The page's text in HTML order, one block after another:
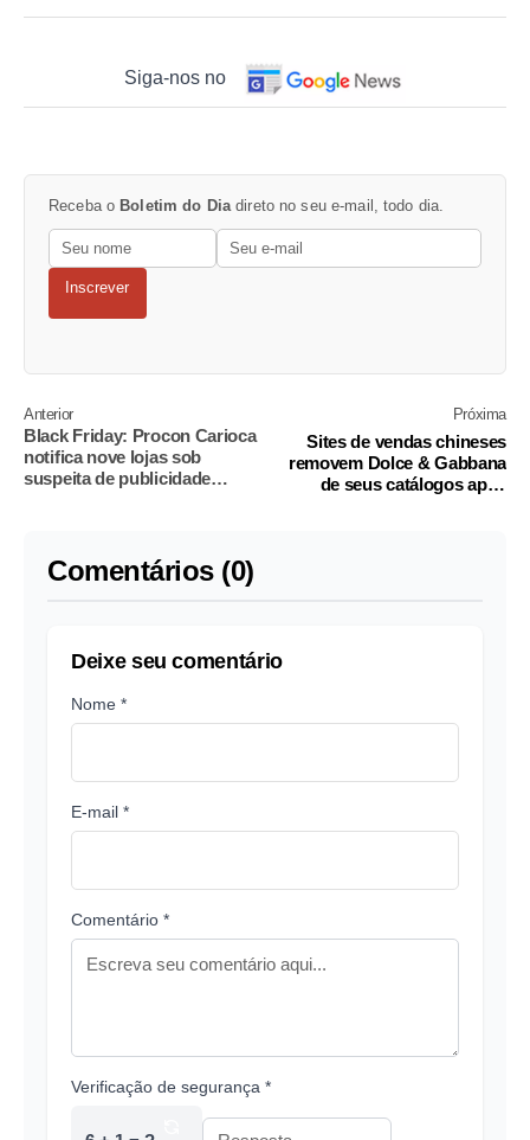
Siga-nos no
Receba o Boletim do Dia direto no seu e-mail, todo dia.
Inscrever
Anterior
Black Friday: Procon Carioca
notifica nove lojas sob
suspeita de publicidade
Próxima
Sites de vendas chineses
removem Dolce & Gabbana
de seus catálogos após
Comentários (0)
Deixe seu comentário
Nome *
E-mail *
Comentário *
Verificação de segurança *